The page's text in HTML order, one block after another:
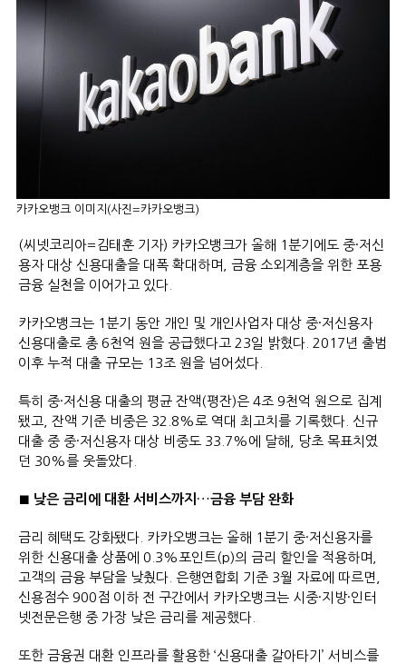
카카오뱅크 이미지(사진=카카오뱅크)
(씨넷코리아=김태훈 기자) 카카오뱅크가 올해 1분기에도 중·저신
용자 대상 신용대출을 대폭 확대하며, 금융 소외계층을 위한 포용
금융 실천을 이어가고 있다.
카카오뱅크는 1분기 동안 개인 및 개인사업자 대상 중·저신용자
신용대출로 총 6천억 원을 공급했다고 23일 밝혔다. 2017년 출범
이후 누적 대출 규모는 13조 원을 넘어섰다.
특히 중·저신용 대출의 평균 잔액(평잔)은 4조 9천억 원으로 집계
됐고, 잔액 기준 비중은 32.8%로 역대 최고치를 기록했다. 신규
대출 중 중·저신용자 대상 비중도 33.7%에 달해, 당초 목표치였
던 30%를 웃돌았다.
■ 낮은 금리에 대환 서비스까지…금융 부담 완화
금리 혜택도 강화됐다. 카카오뱅크는 올해 1분기 중·저신용자를
위한 신용대출 상품에 0.3%포인트(p)의 금리 할인을 적용하며,
고객의 금융 부담을 낮췄다. 은행연합회 기준 3월 자료에 따르면,
신용점수 900점 이하 전 구간에서 카카오뱅크는 시중·지방·인터
넷전문은행 중 가장 낮은 금리를 제공했다.
또한 금융권 대환 인프라를 활용한 ‘신용대출 갈아타기’ 서비스를